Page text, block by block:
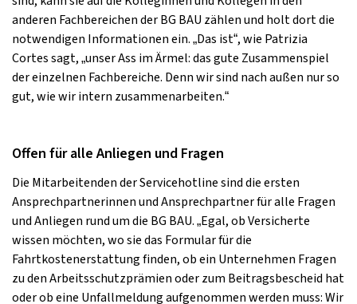
anderen Fachbereichen der BG BAU zählen und holt dort die
notwendigen Informationen ein. „Das ist“, wie Patrizia
Cortes sagt, „unser Ass im Ärmel: das gute Zusammenspiel
der einzelnen Fachbereiche. Denn wir sind nach außen nur so
gut, wie wir intern zusammenarbeiten.“
Offen für alle Anliegen und Fragen
Die Mitarbeitenden der Servicehotline sind die ersten
Ansprechpartnerinnen und Ansprechpartner für alle Fragen
und Anliegen rund um die BG BAU. „Egal, ob Versicherte
wissen möchten, wo sie das Formular für die
Fahrtkostenerstattung finden, ob ein Unternehmen Fragen
zu den Arbeitsschutzprämien oder zum Beitragsbescheid hat
oder ob eine Unfallmeldung aufgenommen werden muss: Wir